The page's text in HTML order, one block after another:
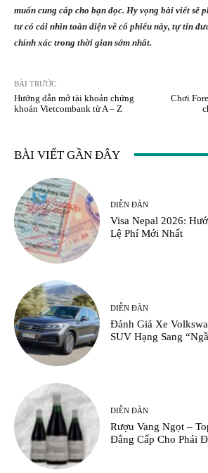
muốn cung cấp cho bạn đọc. Hy vọng bài viết sẽ
tư có cái nhìn toàn diện về cổ phiếu này, tự tin
chính xác trong thời gian sớm nhất.
BÀI TRƯỚC
Hướng dẫn mở tài khoản chứng
khoán Vietcombank từ A – Z
Chơi
BÀI VIẾT GẦN ĐÂY
DIỄN ĐÀN
Visa Nepal 2026:
Lệ Phí Mới Nhất
DIỄN ĐÀN
Đánh Giá Xe
SUV Hạng Sang
DIỄN ĐÀN
Rượu Vang Ngọt –
Đẳng Cấp Cho Phái